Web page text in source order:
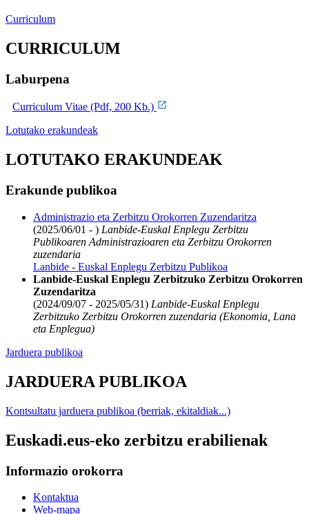
Curriculum
CURRICULUM
Laburpena
Curriculum Vitae (Pdf, 200 Kb.)
Lotutako erakundeak
LOTUTAKO ERAKUNDEAK
Erakunde publikoa
Administrazio eta Zerbitzu Orokorren Zuzendaritza
(2025/06/01 - ) Lanbide-Euskal Enplegu Zerbitzu
Publikoaren Administrazioaren eta Zerbitzu Orokorren
zuzendaria
Lanbide - Euskal Enplegu Zerbitzu Publikoa
Lanbide-Euskal Enplegu Zerbitzuko Zerbitzu Orokorren
Zuzendaritza
(2024/09/07 - 2025/05/31) Lanbide-Euskal Enplegu
Zerbitzuko Zerbitzu Orokorren zuzendaria (Ekonomia, Lana
eta Enplegua)
Jarduera publikoa
JARDUERA PUBLIKOA
Kontsultatu jarduera publikoa (berriak, ekitaldiak...)
Euskadi.eus-eko zerbitzu erabilienak
Informazio orokorra
Kontaktua
Web-mapa